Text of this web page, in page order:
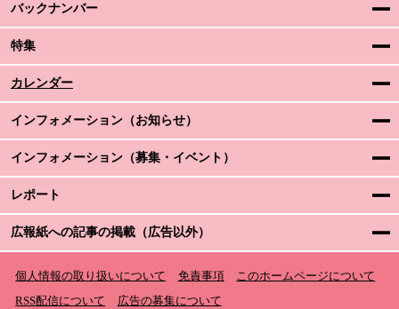
バックナンバー
特集
カレンダー
インフォメーション（お知らせ）
インフォメーション（募集・イベント）
レポート
広報紙への記事の掲載（広告以外）
個人情報の取り扱いについて 免責事項
このホームページについて
RSS配信について
広告の募集について